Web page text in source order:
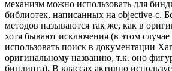
механизм можно использовать для
библиотек, написанных на objective-c.
методов называются так же, как в
хотя бывают исключения (в этом случае
использовать поиск в документации
оригинальному названию, т.к. оно
биндинга). В классах активно